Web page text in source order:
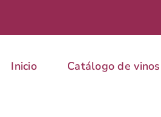
Inicio Catálogo de vinos